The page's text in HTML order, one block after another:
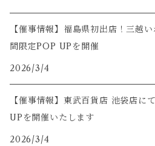
【催事情報】福島県初出店！三越
間限定POP UPを開催
2026/3/4
【催事情報】東武百貨店 池袋店に
UPを開催いたします
2026/3/4